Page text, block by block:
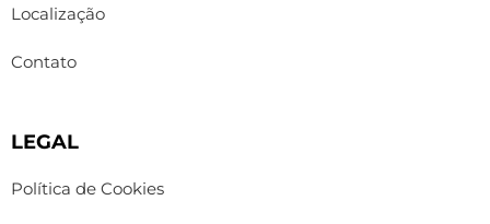
Localização
Contato
LEGAL
Política de Cookies